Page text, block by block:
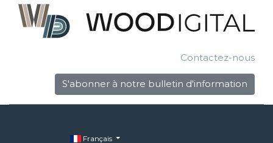
Contactez-nous
S'abonner à notre bulletin d'information
Français